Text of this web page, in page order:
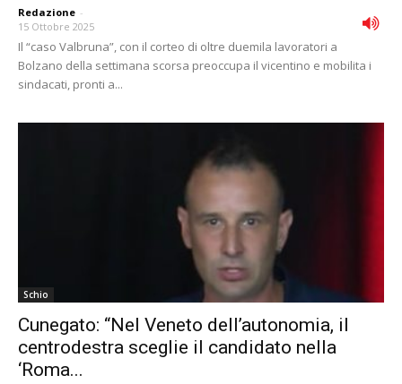
Redazione -
15 Ottobre 2025
Il “caso Valbruna”, con il corteo di oltre duemila lavoratori a
Bolzano della settimana scorsa preoccupa il vicentino e mobilita i
sindacati, pronti a...
Schio
Cunegato: “Nel Veneto dell’autonomia, il
centrodestra sceglie il candidato nella
‘Roma...